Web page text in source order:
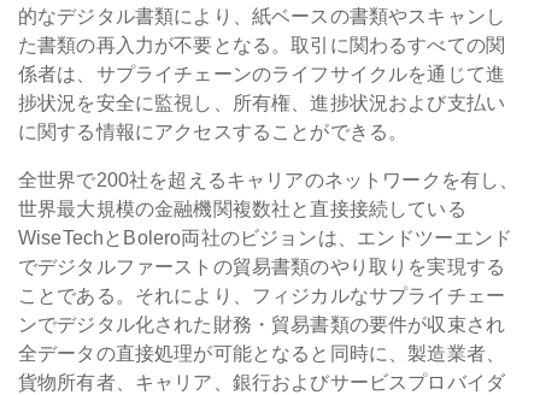
的なデジタル書類により、紙ベースの書類やスキャンし
た書類の再入力が不要となる。取引に関わるすべての関
係者は、サプライチェーンのライフサイクルを通じて進
捗状況を安全に監視し、所有権、進捗状況および支払い
に関する情報にアクセスすることができる。
全世界で200社を超えるキャリアのネットワークを有し、
世界最大規模の金融機関複数社と直接接続している
WiseTechとBolero両社のビジョンは、エンドツーエンド
でデジタルファーストの貿易書類のやり取りを実現する
ことである。それにより、フィジカルなサプライチェー
ンでデジタル化された財務・貿易書類の要件が収束され
全データの直接処理が可能となると同時に、製造業者、
貨物所有者、キャリア、銀行およびサービスプロバイダ